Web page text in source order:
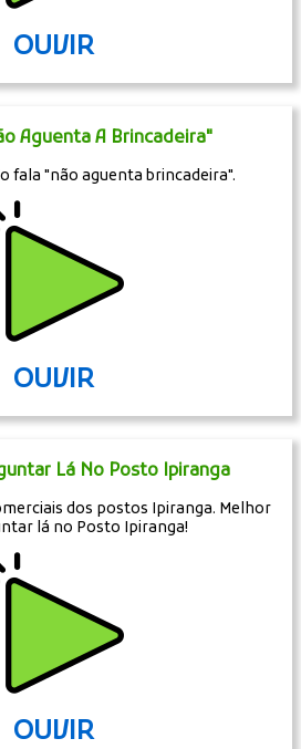
OUVIR
Aguenta A Brincadeira"
fala "não aguenta brincadeira".
OUVIR
Lá No Posto Ipiranga
dos postos Ipiranga. Melhor
lá no Posto Ipiranga!
OUVIR